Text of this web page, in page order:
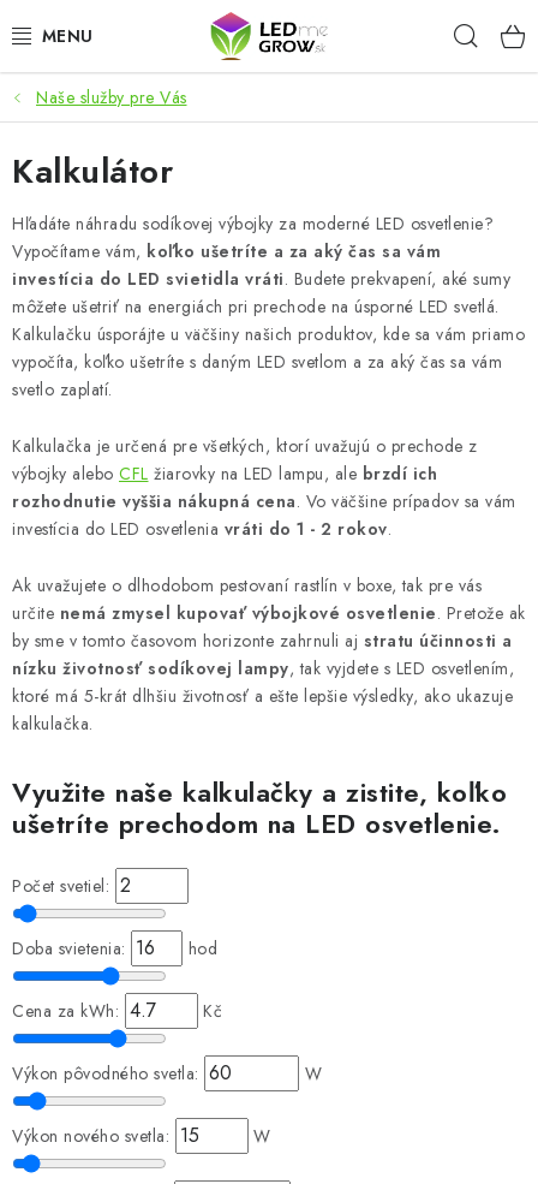
na
AKCIE
LED OSVETLENIE PRE RASTLINY
PESTOVATEĽSKÉ POTREBY
PRE AKVÁRIA
MICROGREENS
Hodnotenie obchodu O nákupu
Blog
Obchodné podmienky
Predávané značky
Kontakt
Naše služby pre Vás
Kalkulátor
Hľadáte náhradu sodíkovej výbojky za moderné LED osvetlenie?
Vypočítame vám, koľko ušetríte a za aký čas sa vám
investícia do LED svietidla vráti. Budete prekvapení, aké sumy
môžete ušetriť na energiách pri prechode na úsporné LED svetlá.
Kalkulačku úsporájte u väčšiny našich produktov, kde sa vám priamo
vypočíta, koľko ušetríte s daným LED svetlom a za aký čas sa vám
svetlo zaplatí.
Kalkulačka je určená pre všetkých, ktorí uvažujú o prechode z
výbojky alebo CFL žiarovky na LED lampu, ale brzdí ich
rozhodnutie vyššia nákupná cena. Vo väčšine prípadov sa vám
investícia do LED osvetlenia vráti do 1 - 2 rokov.
Ak uvažujete o dlhodobom pestovaní rastlín v boxe, tak pre vás
určite nemá zmysel kupovať výbojkové osvetlenie. Pretože ak
by sme v tomto časovom horizonte zahrnuli aj stratu účinnosti a
nízku životnosť sodíkovej lampy, tak vyjdete s LED osvetlením,
ktoré má 5-krát dlhšiu životnosť a ešte lepšie výsledky, ako ukazuje
kalkulačka.
Využite naše kalkulačky a zistite, koľko
ušetríte prechodom na LED osvetlenie.
Počet svetiel:
Doba svietenia: hod
Cena za kWh: Kč
Výkon pôvodného svetla: W
Výkon nového svetla: W